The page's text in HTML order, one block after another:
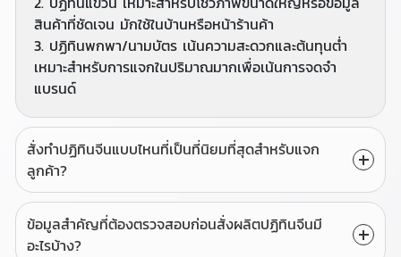
สินค้าที่ชัดเจน มักใช้ในบ้านหรือหน้าร้านค้า
3. ปฏิทินพกพา/นามบัตร เน้นความสะดวกและต้นทุนต่ำ
เหมาะสำหรับการแจกในปริมาณมากเพื่อเน้นการจดจำ
แบรนด์
สั่งทำปฏิทินจีนแบบไหนที่เป็นที่นิยมที่สุดสำหรับแจก
ลูกค้า?
ข้อมูลสำคัญที่ต้องตรวจสอบก่อนสั่งผลิตปฏิทินจีนมี
อะไรบ้าง?